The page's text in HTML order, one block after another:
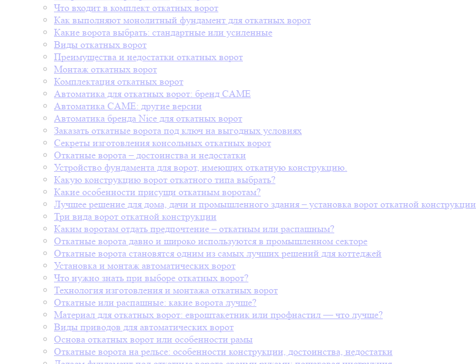
Что входит в комплект откатных ворот
Как выполняют монолитный фундамент для откатных ворот
Какие ворота выбрать: стандартные или усиленные
Виды откатных ворот
Преимущества и недостатки откатных ворот
Монтаж откатных ворот
Комплектация откатных ворот
Автоматика для откатных ворот: бренд CAME
Автоматика CAME: другие версии
Автоматика бренда Nice для откатных ворот
Заказать откатные ворота под ключ на выгодных условиях
Секреты изготовления консольных откатных ворот
Откатные ворота – достоинства и недостатки
Устройство фундамента для ворот, имеющих откатную конструкцию.
Какую конструкцию ворот откатного типа выбрать?
Какие особенности присущи откатным воротам?
Лучшее решение для дома, дачи и промышленного здания – установка ворот откатной конструкции
Три вида ворот откатной конструкции
Каким воротам отдать предпочтение – откатным или распашным?
Откатные ворота давно и широко используются в промышленном секторе
Откатные ворота становятся одним из самых лучших решений для коттеджей
Установка и монтаж автоматических ворот
Что нужно знать при выборе откатных ворот?
Технология изготовления и монтажа откатных ворот
Откатные или распашные: какие ворота лучше?
Материал для откатных ворот: евроштакетник или профнастил — что лучше?
Виды приводов для автоматических ворот
Основа откатных ворот или особенности рамы
Откатные ворота на рельсе: особенности конструкции, достоинства, недостатки